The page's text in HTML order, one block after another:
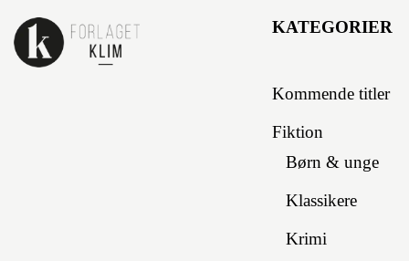
KATEGORIER
Kommende titler
Fiktion
Børn & unge
Klassikere
Krimi